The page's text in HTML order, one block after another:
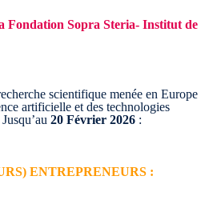
Fondation Sopra Steria- Institut de
scientifique menée en Europe
artificielle et des technologies
Jusqu’au 20 Février 2026 :
ENTREPRENEURS :